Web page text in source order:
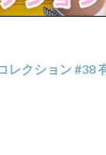
レクション #38